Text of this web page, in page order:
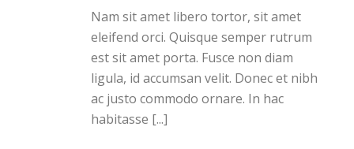
Nam sit amet libero tortor, sit amet
eleifend orci. Quisque semper rutrum
est sit amet porta. Fusce non diam
ligula, id accumsan velit. Donec et nibh
ac justo commodo ornare. In hac
habitasse [...]